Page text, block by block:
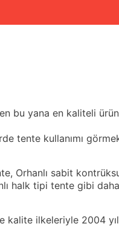
bu yana en kaliteli
tente kullanımı
Orhanlı sabit
halk tipi tente gibi
kalite ilkeleriyle 2004